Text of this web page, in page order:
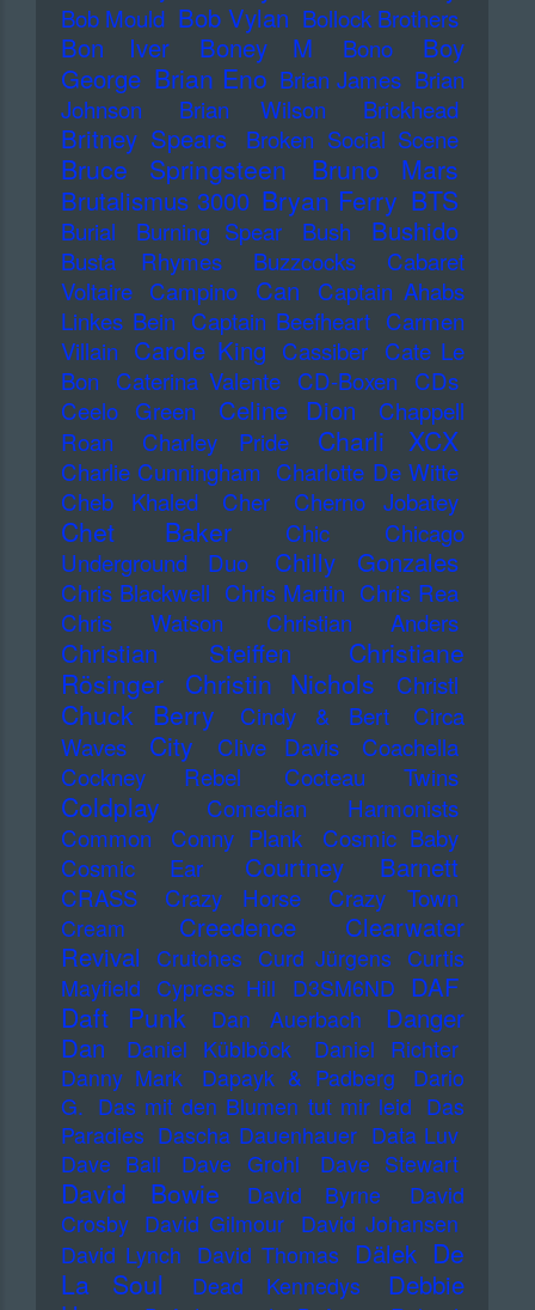
Bob Mould Bob Vylan Bollock Brothers
Bon Iver Boney M Bono
Boy
George Brian Eno Brian James Brian
Johnson
Brian Wilson Brickhead
Britney Spears Broken Social Scene
Bruce Springsteen Bruno Mars
Brutalismus 3000 Bryan Ferry BTS
Burial Burning Spear Bush Bushido
Busta Rhymes Buzzcocks
Cabaret
Voltaire Campino Can
Captain Ahabs
Linkes Bein Captain Beefheart Carmen
Villain Carole King Cassiber Cate Le
Bon
Caterina Valente CD-Boxen
CDs
Ceelo Green
Celine Dion
Chappell
Roan
Charley Pride Charli XCX
Charlie Cunningham Charlotte De Witte
Cheb Khaled
Cher Cherno Jobatey
Chet Baker Chic
Chicago
Underground Duo
Chilly Gonzales
Chris Blackwell Chris Martin Chris Rea
Chris Watson
Christian Anders
Christian Steiffen
Christiane
Rösinger
Christin Nichols Christl
Chuck Berry Cindy & Bert
Circa
Waves
City Clive Davis
Coachella
Cockney Rebel
Cocteau Twins
Coldplay
Comedian Harmonists
Common
Conny Plank
Cosmic Baby
Cosmic Ear
Courtney Barnett
CRASS Crazy Horse Crazy Town
Cream
Creedence Clearwater
Revival
Crutches Curd Jürgens Curtis
Mayfield Cypress Hill D3SM6ND DAF
Daft Punk Dan Auerbach
Danger
Dan
Daniel Küblböck
Daniel Richter
Danny Mark
Dapayk & Padberg
Dario
G. Das mit den Blumen tut mir leid Das
Paradies Dascha Dauenhauer Data Luv
Dave Ball
Dave Grohl Dave Stewart
David Bowie David Byrne
David
Crosby David Gilmour David Johansen
David Lynch David Thomas Dälek De
La Soul
Dead Kennedys
Debbie